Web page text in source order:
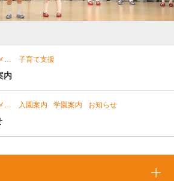
インフォメーション 子育て支援
内
インフォメーション 入園案内 学園案内 お知らせ